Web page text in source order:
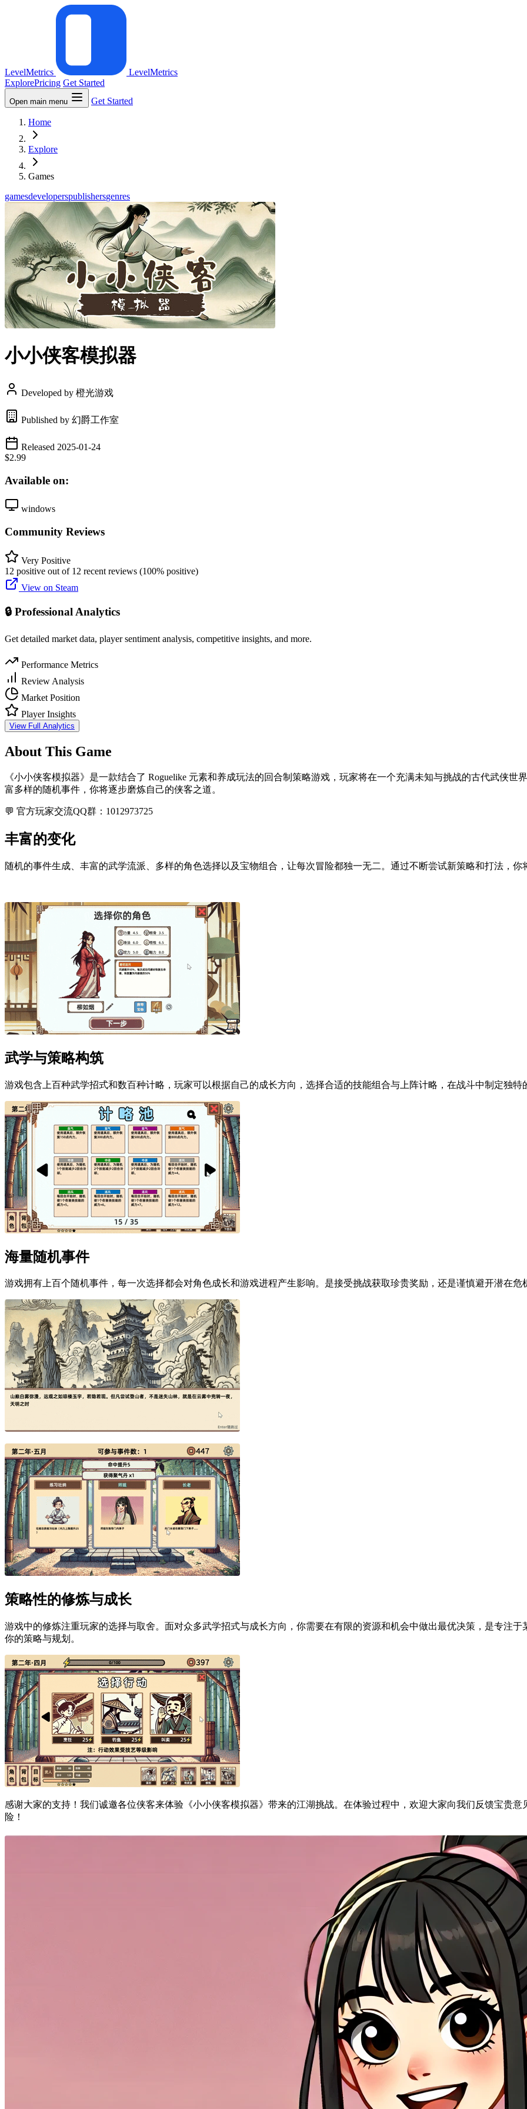
LevelMetrics
LevelMetrics
ExplorePricing Get Started
Open main menu Get Started
Home
Explore
Games
gamesdeveloperspublishersgenres
小小侠客模拟器
Developed by 橙光游戏
Published by 幻爵工作室
Released 2025-01-24
$2.99
Available on:
windows
Community Reviews
Very Positive
12 positive out of 12 recent reviews (100% positive)
View on Steam
🔒 Professional Analytics
Get detailed market data, player sentiment analysis, competitive insights, and more.
Performance Metrics
Review Analysis
Market Position
Player Insights
View Full Analytics
About This Game
《小小侠客模拟器》是一款结合了 Roguelike 元素和养成玩法的回合制策略游戏，玩家将在一个充满未知与挑战的古代武侠
富多样的随机事件，你将逐步磨炼自己的侠客之道。
💬 官方玩家交流QQ群：1012973725
丰富的变化
随机的事件生成、丰富的武学流派、多样的角色选择以及宝物组合，让每次冒险都独一无二。通过不断尝试新策略和打法，你
武学与策略构筑
游戏包含上百种武学招式和数百种计略，玩家可以根据自己的成长方向，选择合适的技能组合与上阵计略，在战斗中制定独特
海量随机事件
游戏拥有上百个随机事件，每一次选择都会对角色成长和游戏进程产生影响。是接受挑战获取珍贵奖励，还是谨慎避开潜在危
策略性的修炼与成长
游戏中的修炼注重玩家的选择与取舍。面对众多武学招式与成长方向，你需要在有限的资源和机会中做出最优决策，是专注
你的策略与规划。
感谢大家的支持！我们诚邀各位侠客来体验《小小侠客模拟器》带来的江湖挑战。在体验过程中，欢迎大家向我们反馈宝贵
险！